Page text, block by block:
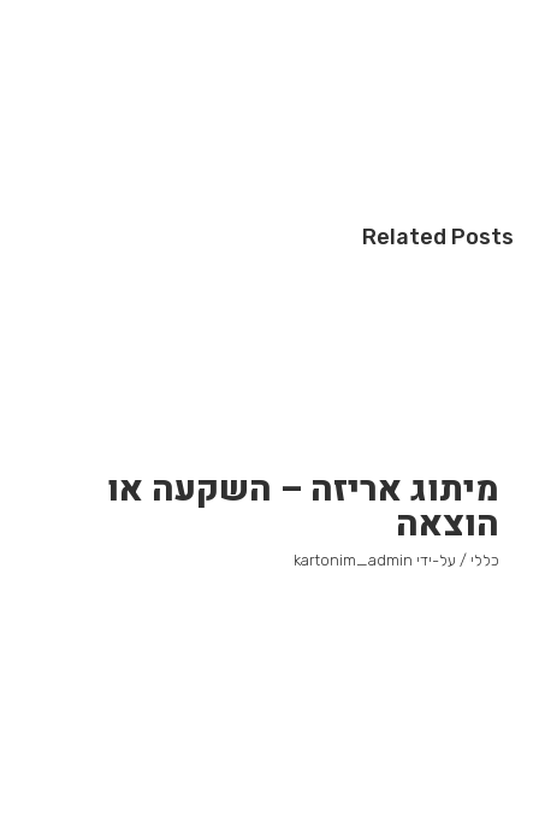
Related Posts
מיתוג אריזה – השקעה או
הוצאה
כללי / על-ידי kartonim_admin